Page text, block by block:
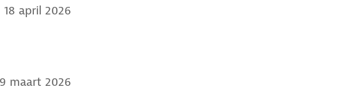
in
meer.
18 april 2026
maart 2026